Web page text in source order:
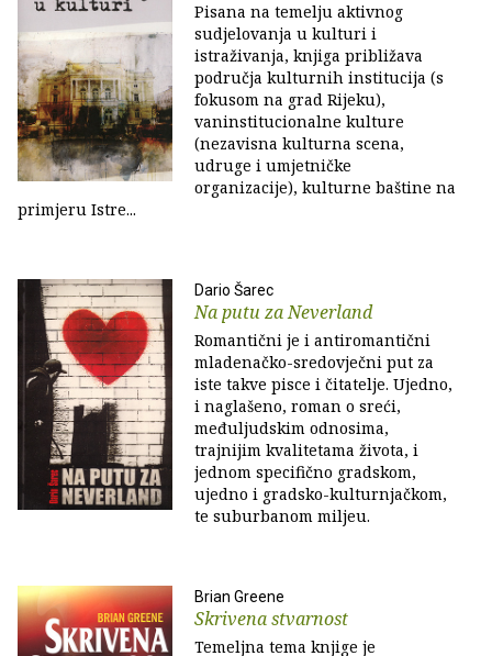
Pisana na temelju aktivnog
sudjelovanja u kulturi i
istraživanja, knjiga približava
područja kulturnih institucija (s
fokusom na grad Rijeku),
vaninstitucionalne kulture
(nezavisna kulturna scena,
udruge i umjetničke
organizacije), kulturne baštine na
primjeru Istre...
Dario Šarec
Na putu za Neverland
Romantični je i antiromantični
mladenačko-sredovječni put za
iste takve pisce i čitatelje. Ujedno,
i naglašeno, roman o sreći,
međuljudskim odnosima,
trajnijim kvalitetama života, i
jednom specifično gradskom,
ujedno i gradsko-kulturnjačkom,
te suburbanom miljeu.
Brian Greene
Skrivena stvarnost
Temeljna tema knjige je